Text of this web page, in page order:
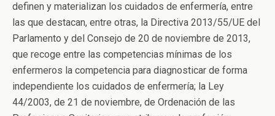
definen y materializan los cuidados de enfermería, entre
las que destacan, entre otras, la Directiva 2013/55/UE del
Parlamento y del Consejo de 20 de noviembre de 2013,
que recoge entre las competencias mínimas de los
enfermeros la competencia para diagnosticar de forma
independiente los cuidados de enfermería; la Ley
44/2003, de 21 de noviembre, de Ordenación de las